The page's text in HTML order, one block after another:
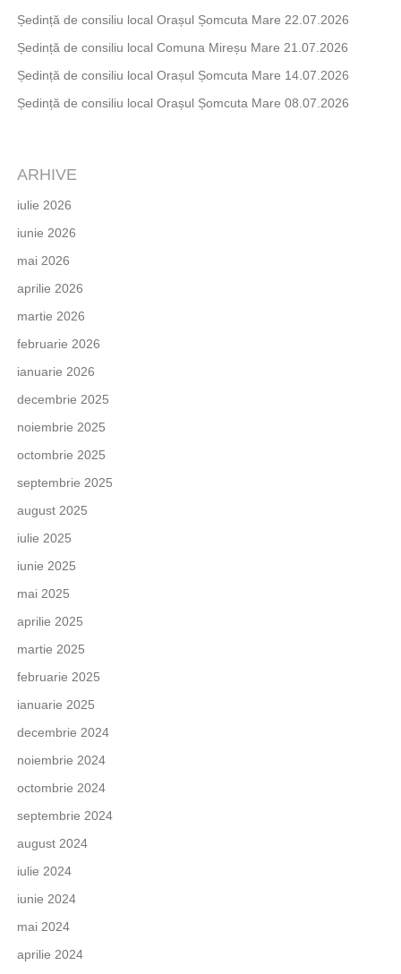
Ședință de consiliu local Orașul Șomcuta Mare 22.07.2026
Ședință de consiliu local Comuna Mireșu Mare 21.07.2026
Ședință de consiliu local Orașul Șomcuta Mare 14.07.2026
Ședință de consiliu local Orașul Șomcuta Mare 08.07.2026
ARHIVE
iulie 2026
iunie 2026
mai 2026
aprilie 2026
martie 2026
februarie 2026
ianuarie 2026
decembrie 2025
noiembrie 2025
octombrie 2025
septembrie 2025
august 2025
iulie 2025
iunie 2025
mai 2025
aprilie 2025
martie 2025
februarie 2025
ianuarie 2025
decembrie 2024
noiembrie 2024
octombrie 2024
septembrie 2024
august 2024
iulie 2024
iunie 2024
mai 2024
aprilie 2024